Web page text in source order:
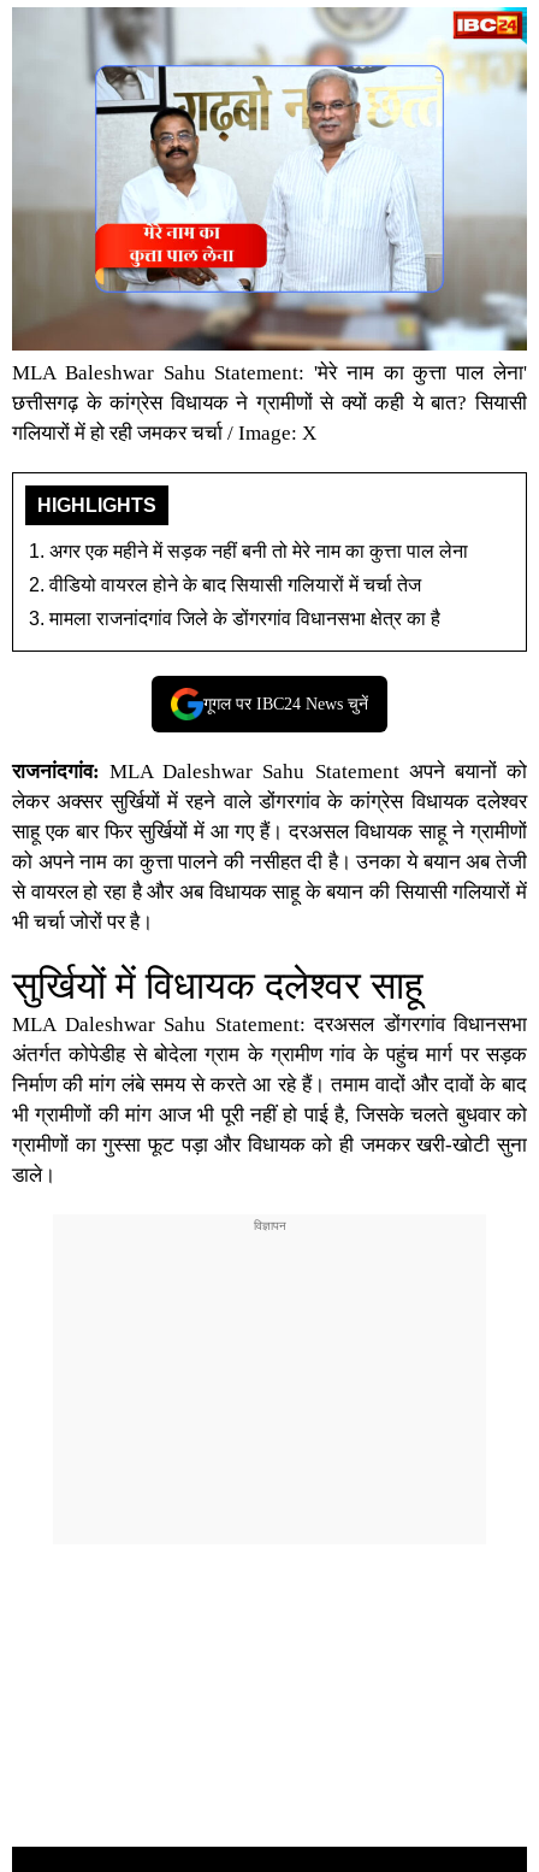
MLA Baleshwar Sahu Statement: 'मेरे नाम का कुत्ता पाल लेना'
छत्तीसगढ़ के कांग्रेस विधायक ने ग्रामीणों से क्यों कही ये बात? सियासी
गलियारों में हो रही जमकर चर्चा / Image: X
HIGHLIGHTS
अगर एक महीने में सड़क नहीं बनी तो मेरे नाम का कुत्ता पाल लेना
वीडियो वायरल होने के बाद सियासी गलियारों में चर्चा तेज
मामला राजनांदगांव जिले के डोंगरगांव विधानसभा क्षेत्र का है
गूगल पर IBC24 News चुनें
राजनांदगांव: MLA Daleshwar Sahu Statementअपने बयानों को
लेकर अक्सर सुर्खियों में रहने वालेडोंगरगांवकेकांग्रेस विधायक दलेश्वर
साहूएक बार फिर सुर्खियों में आ गए हैं। दरअसल विधायक साहू ने ग्रामीणों
को अपने नाम का कुत्ता पालने की नसीहत दी है। उनका ये बयान अब तेजी
से वायरल हो रहा है और अब विधायक साहू के बयान की सियासी गलियारों में
भी चर्चा जोरों पर है।
सुर्खियों में विधायक दलेश्वर साहू
MLA Daleshwar Sahu Statement: दरअसल डोंगरगांव विधानसभा
अंतर्गत कोपेडीह से बोदेला ग्राम के ग्रामीण गांव के पहुंच मार्ग पर सड़क
निर्माण की मांग लंबे समय से करते आ रहे हैं। तमाम वादों और दावों के बाद
भी ग्रामीणों की मांग आज भी पूरी नहीं हो पाई है, जिसके चलते बुधवार को
ग्रामीणों का गुस्सा फूट पड़ा और विधायक को ही जमकर खरी-खोटी सुना
डाले।